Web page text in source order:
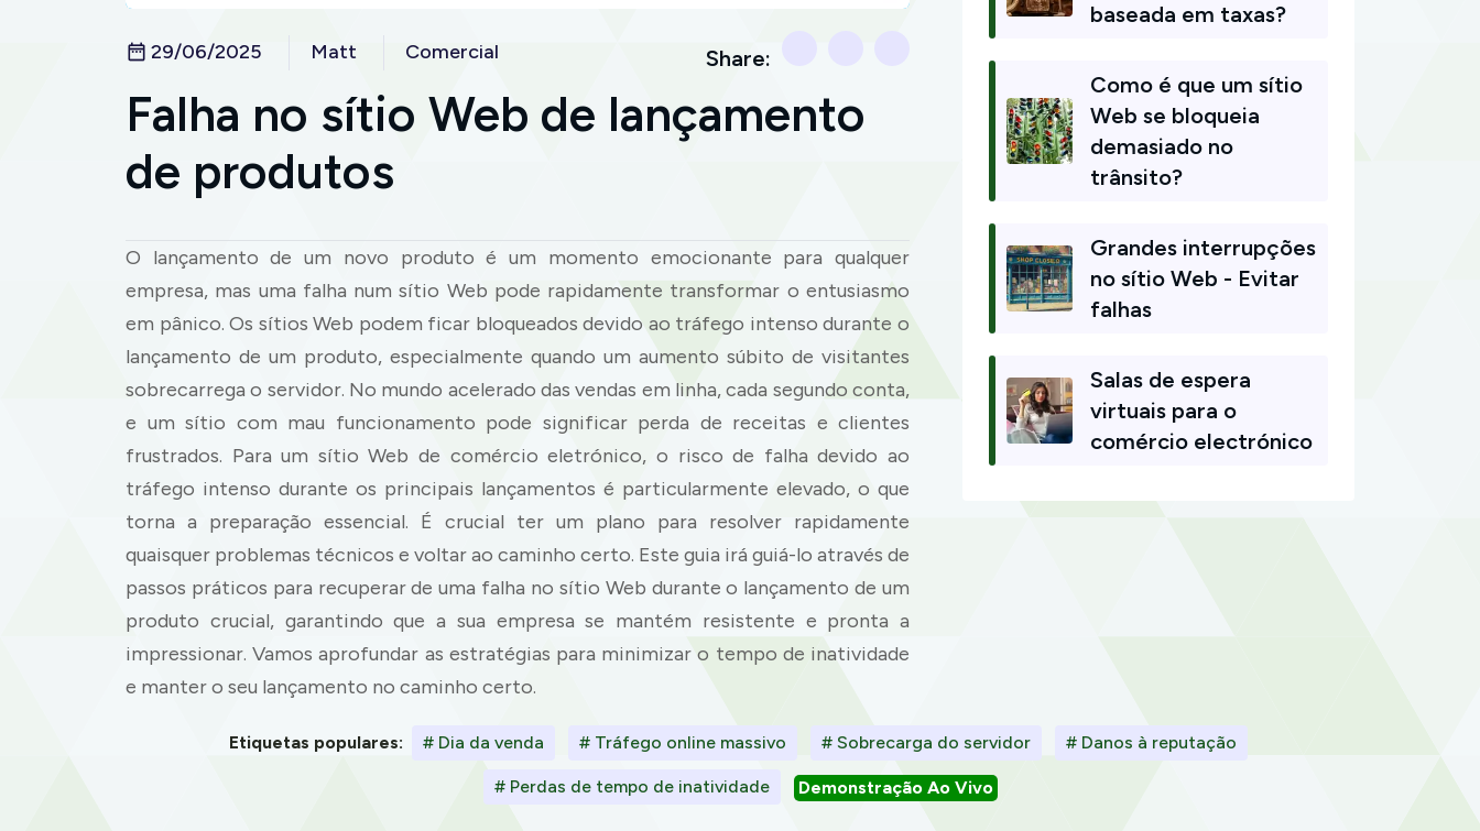
29/06/2025 Matt Comercial Share:
Falha no sítio Web de lançamento
de produtos
O lançamento de um novo produto é um momento emocionante para qualquer
empresa, mas uma falha num sítio Web pode rapidamente transformar o entusiasmo
em pânico. Os sítios Web podem ficar bloqueados devido ao tráfego intenso durante o
lançamento de um produto, especialmente quando um aumento súbito de visitantes
sobrecarrega o servidor. No mundo acelerado das vendas em linha, cada segundo conta,
e um sítio com mau funcionamento pode significar perda de receitas e clientes
frustrados. Para um sítio Web de comércio eletrónico, o risco de falha devido ao
tráfego intenso durante os principais lançamentos é particularmente elevado, o que
torna a preparação essencial. É crucial ter um plano para resolver rapidamente
quaisquer problemas técnicos e voltar ao caminho certo. Este guia irá guiá-lo através de
passos práticos para recuperar de uma falha no sítio Web durante o lançamento de um
produto crucial, garantindo que a sua empresa se mantém resistente e pronta a
impressionar. Vamos aprofundar as estratégias para minimizar o tempo de inatividade
e manter o seu lançamento no caminho certo.
baseada em taxas?
Como é que um sítio
Web se bloqueia
demasiado no
trânsito?
Grandes interrupções
no sítio Web - Evitar
falhas
Salas de espera
virtuais para o
comércio electrónico
Etiquetas populares: # Dia da venda # Tráfego online massivo # Sobrecarga do servidor # Danos à reputação
# Perdas de tempo de inatividade Demonstração Ao Vivo